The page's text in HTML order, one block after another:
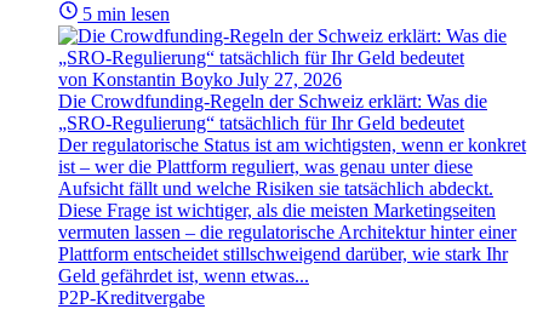
5 min lesen
von Konstantin Boyko July 27, 2026
Die Crowdfunding-Regeln der Schweiz erklärt: Was die
„SRO-Regulierung“ tatsächlich für Ihr Geld bedeutet
Der regulatorische Status ist am wichtigsten, wenn er konkret
ist – wer die Plattform reguliert, was genau unter diese
Aufsicht fällt und welche Risiken sie tatsächlich abdeckt.
Diese Frage ist wichtiger, als die meisten Marketingseiten
vermuten lassen – die regulatorische Architektur hinter einer
Plattform entscheidet stillschweigend darüber, wie stark Ihr
Geld gefährdet ist, wenn etwas...
P2P-Kreditvergabe